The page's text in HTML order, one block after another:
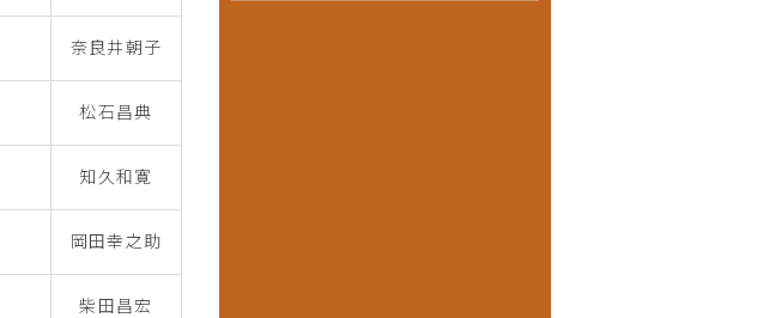
奈良井朝子
松石昌典
知久和寛
岡田幸之助
柴田昌宏